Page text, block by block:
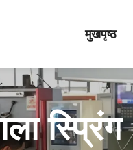
मुखपृष्ठ
स्प्रिंग